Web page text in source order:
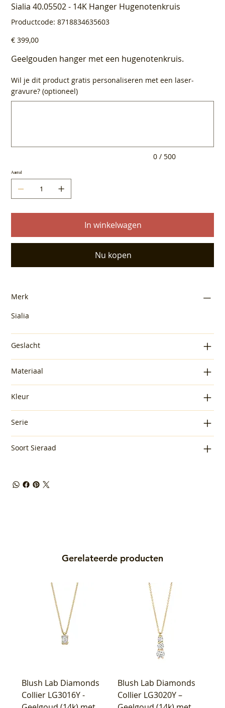
Sialia 40.05502 - 14K Hanger Hugenotenkruis
Productcode: Productcode
8718834635603
8718834635603
Prijs
€ 399,00
Geelgouden hanger met een hugenotenkruis.
Wil je dit product gratis personaliseren met een laser-
gravure? (optioneel)
0 / 500
Aantal
In winkelwagen
Nu kopen
Merk
Sialia
Geslacht
Materiaal
Kleur
Serie
Soort Sieraad
Gerelateerde producten
Blush Lab Diamonds
Collier LG3016Y -
Blush Lab Diamonds
Collier LG3020Y –